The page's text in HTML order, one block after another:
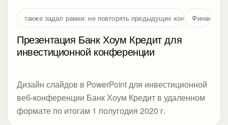
также задал рамки: не повторять предыдущих концепций и
Финансы
Презентация Банк Хоум Кредит для
инвестиционной конференции
Дизайн слайдов в PowerPoint для инвестиционной
веб-конференции Банк Хоум Кредит в удаленном
формате по итогам 1 полугодия 2020 г.